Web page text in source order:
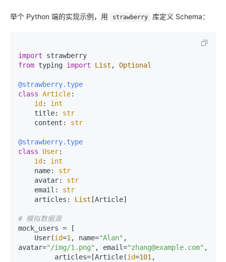
举个 Python 端的实现示例，用 strawberry 库定义 Schema：
import
from typing import List , Optional
@strawberry.type
class Article:
id : int
    title:
str
    content:
str
@strawberry.type
class
User:
id : int
    name:
str
    avatar:
str
    email:
str
    articles:
List [Article]
# 模拟数据源
mock_users = [
    User(
id=1 , name="Alan" ,
avatar="/img/1.png" , email="zhang@example.com" ,
         articles=[Article(
id=101 ,